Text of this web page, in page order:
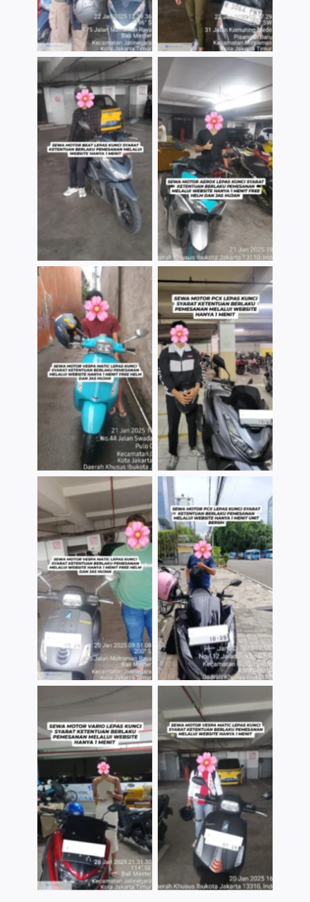
TNo Caption TNo Caption
TNo Caption TNo Caption
TNo Caption TNo Caption
TNo Caption TNo Caption